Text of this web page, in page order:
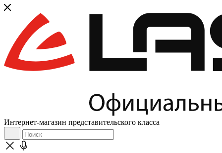
Интернет-магазин представительского класса